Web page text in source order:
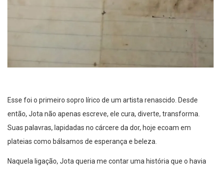
Esse foi o primeiro sopro lírico de um artista renascido. Desde
então, Jota não apenas escreve, ele cura, diverte, transforma.
Suas palavras, lapidadas no cárcere da dor, hoje ecoam em
plateias como bálsamos de esperança e beleza.
Naquela ligação, Jota queria me contar uma história que o havia